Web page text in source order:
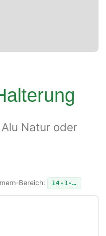
Natur oder
Bereich: 14-1-…